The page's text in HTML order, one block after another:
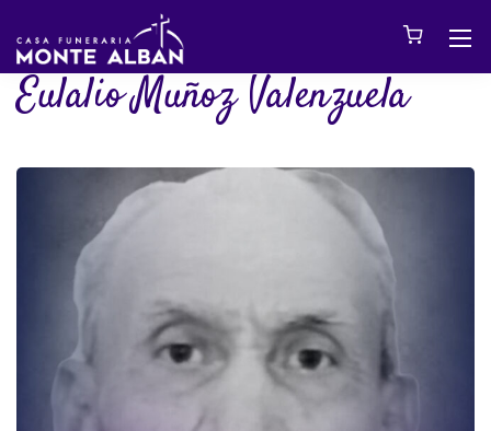
Eulalio Muñoz Valenzuela